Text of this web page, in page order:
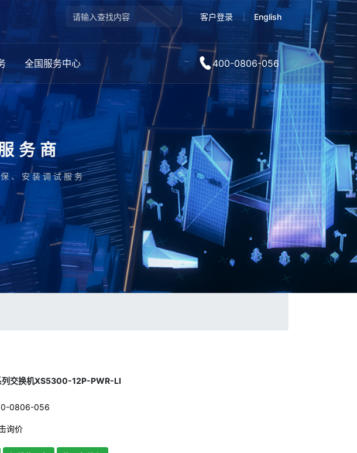
客户登录 English
全国服务中心 400-0806-056
务商
、安装调试服务
列交换机XS5300-12P-PWR-LI
0806-056
询价